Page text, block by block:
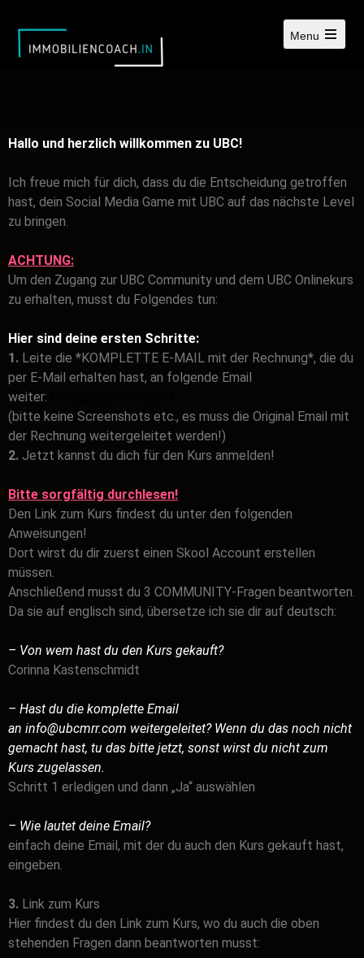
Menu
Hallo und herzlich willkommen zu UBC!
Ich freue mich für dich, dass du die Entscheidung getroffen
hast, dein Social Media Game mit UBC auf das nächste Level
zu bringen.
ACHTUNG:
Um den Zugang zur UBC Community und dem UBC Onlinekurs
zu erhalten, musst du Folgendes tun:
Hier sind deine ersten Schritte:
1. Leite die *KOMPLETTE E-MAIL mit der Rechnung*, die du
per E-Mail erhalten hast, an folgende Email
weiter:
(bitte keine Screenshots etc., es muss die Original Email mit
der Rechnung weitergeleitet werden!)
2. Jetzt kannst du dich für den Kurs anmelden!
Bitte sorgfältig durchlesen!
Den Link zum Kurs findest du unter den folgenden
Anweisungen!
Dort wirst du dir zuerst einen Skool Account erstellen
müssen.
Anschließend musst du 3 COMMUNITY-Fragen beantworten.
Da sie auf englisch sind, übersetze ich sie dir auf deutsch:
– Von wem hast du den Kurs gekauft?
Corinna Kastenschmidt
– Hast du die komplette Email
an info@ubcmrr.com weitergeleitet? Wenn du das noch nicht
gemacht hast, tu das bitte jetzt, sonst wirst du nicht zum
Kurs zugelassen.
Schritt 1 erledigen und dann „Ja“ auswählen
– Wie lautet deine Email?
einfach deine Email, mit der du auch den Kurs gekauft hast,
eingeben.
3. Link zum Kurs
Hier findest du den Link zum Kurs, wo du auch die oben
stehenden Fragen dann beantworten musst: